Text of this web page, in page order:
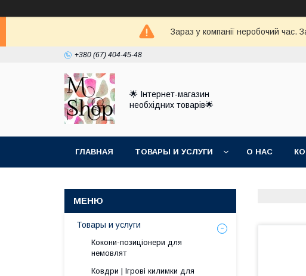
Зараз у компанії неробочий час.
+380 (67) 404-45-48
🌟 Інтернет-магазин
необхідних товарів🌟
ГЛАВНАЯ ТОВАРЫ И УСЛУГИ О НАС
Товары и услуги
Кокони-позиціонери для
немовлят
Ковдри | Ігрові килимки для